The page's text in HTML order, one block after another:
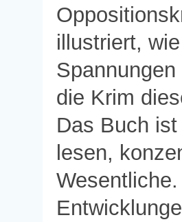
illustriert,
die Krim
Das Buch
lesen,